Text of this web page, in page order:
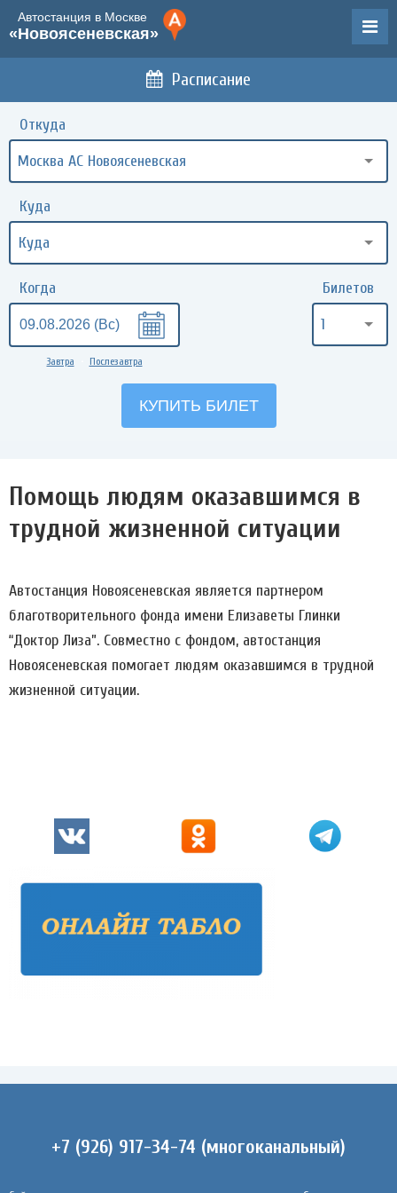
Автостанция в Москве
«Новоясеневская»
Расписание
Откуда
Москва АС Новоясеневская
Куда
Когда
Завтра Послезавтра
Билетов
1
Помощь людям оказавшимся в
трудной жизненной ситуации
Автостанция Новоясеневская является партнером
благотворительного фонда имени Елизаветы Глинки
“Доктор Лиза”. Совместно с фондом, автостанция
Новоясеневская помогает людям оказавшимся в трудной
жизненной ситуации.
+7 (926) 917-34-74 (многоканальный)